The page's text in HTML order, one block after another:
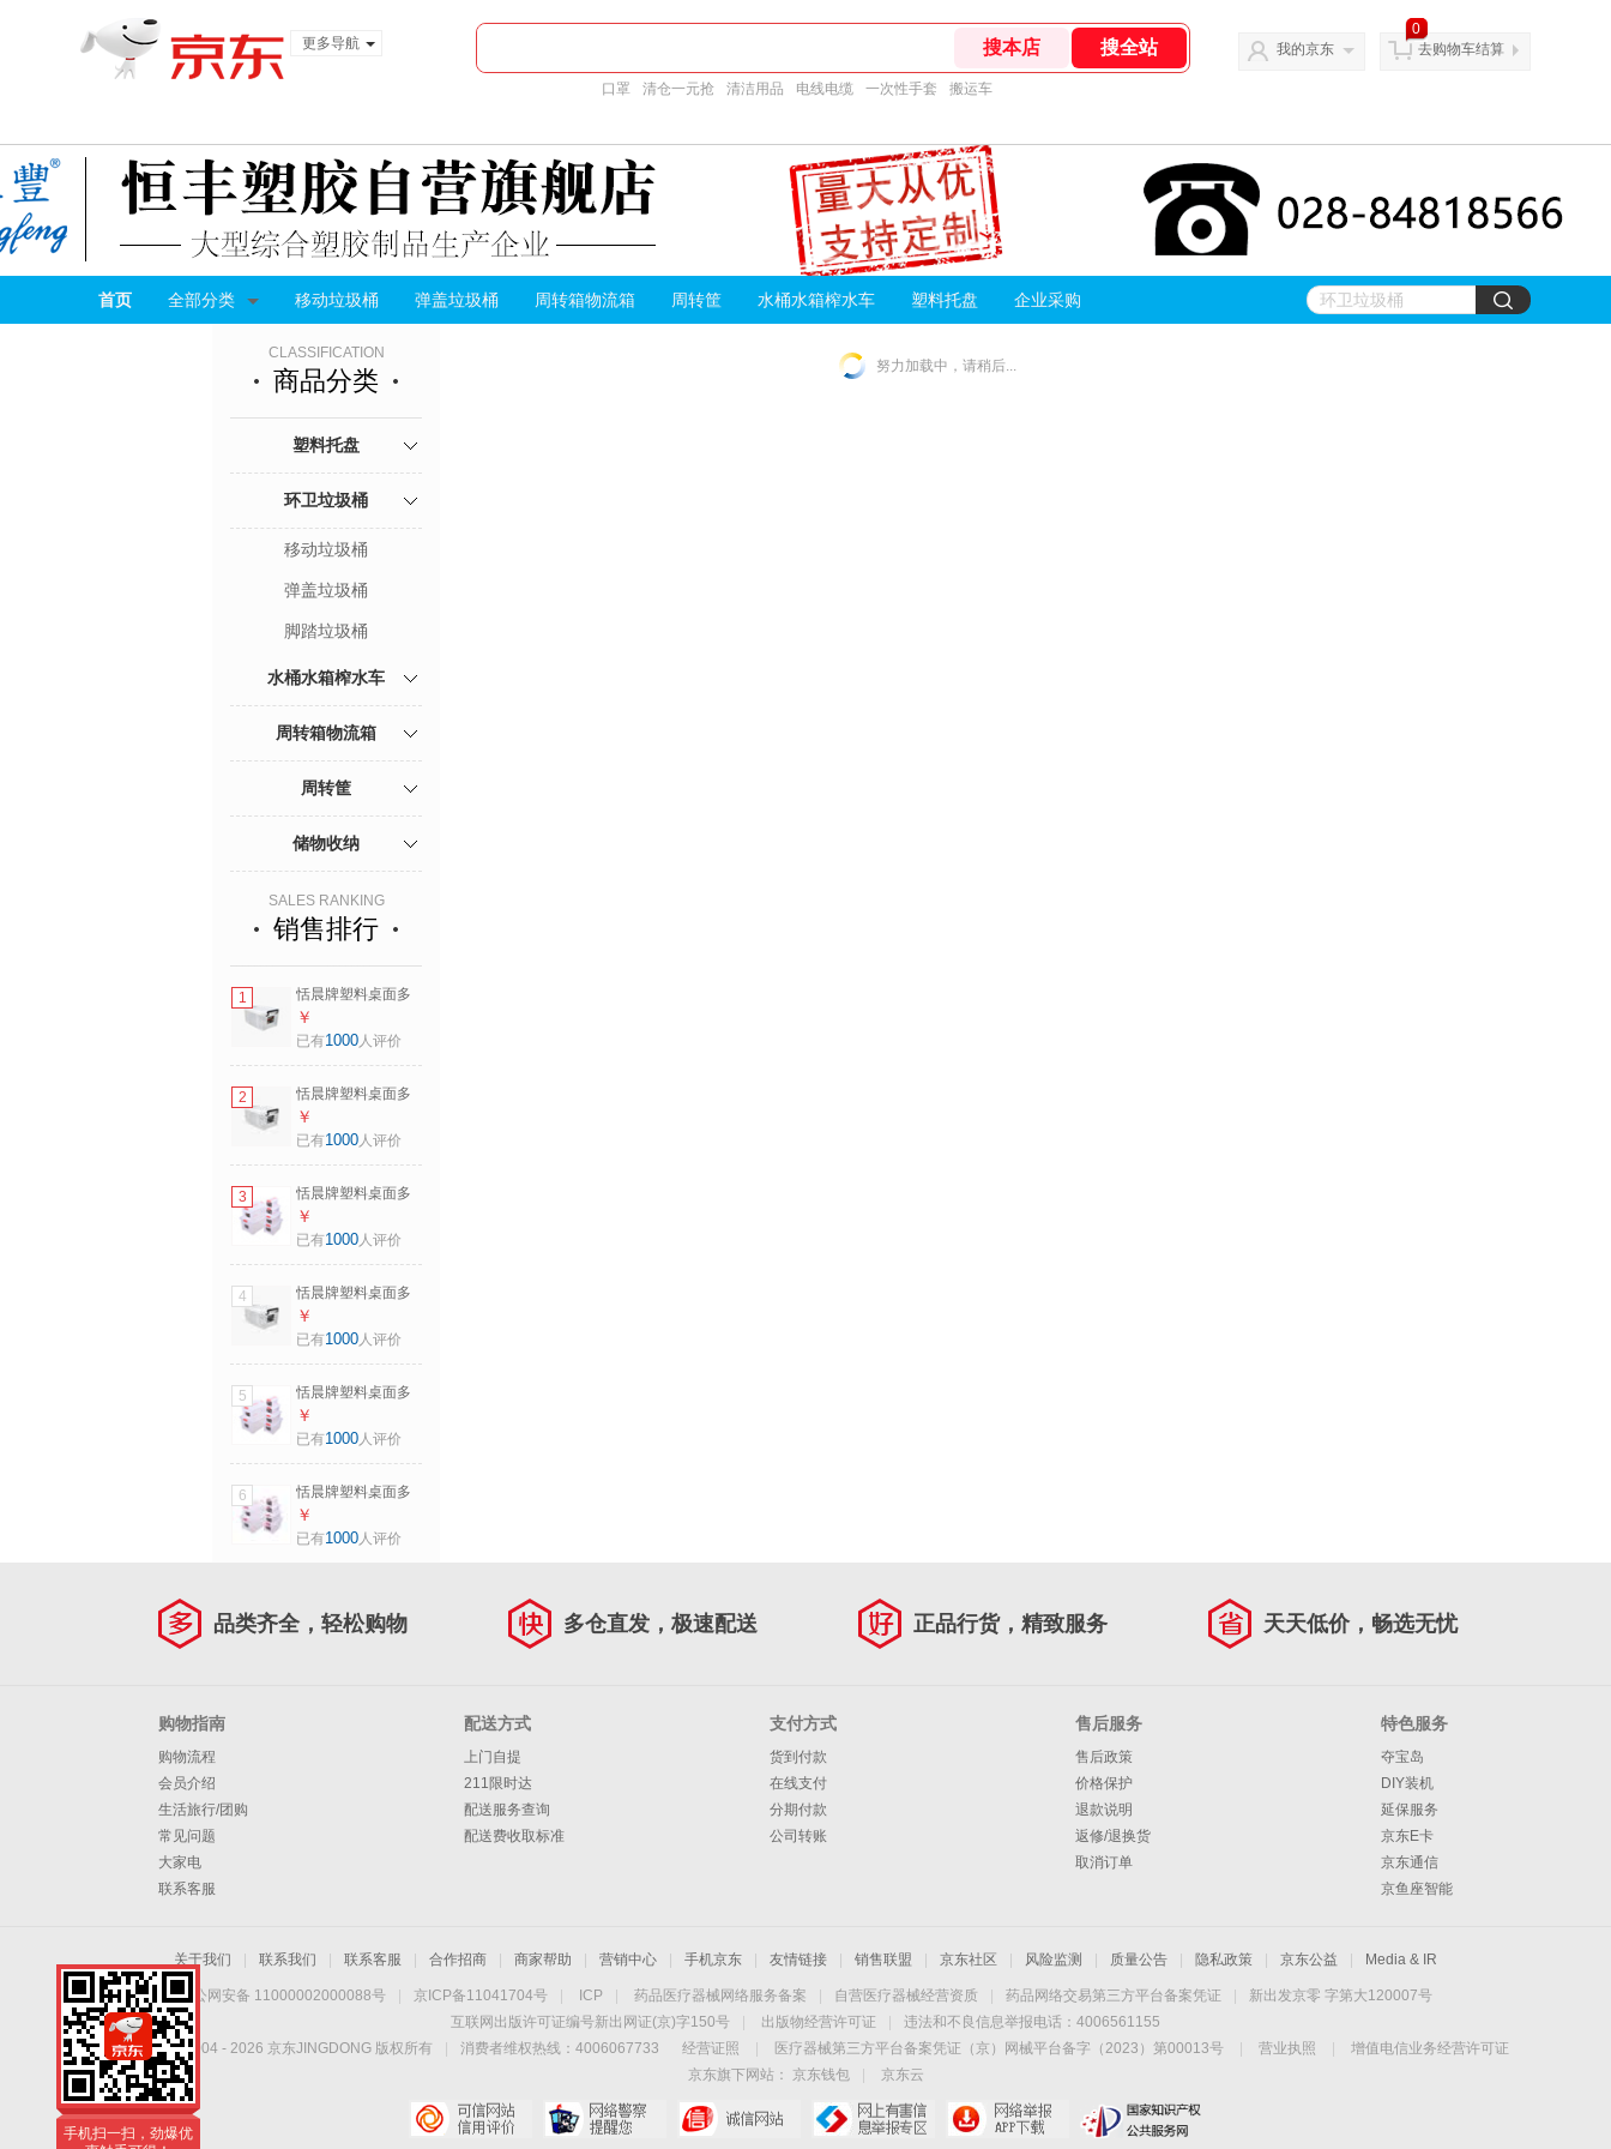
更多导航
口罩 清仓一元抢 清洁用品 电线电缆 一次性手套 搬运车
我的京东
0
去购物车结算
首页 全部分类 移动垃圾桶 弹盖垃圾桶 周转箱物流箱 周转筐 水桶水箱榨水车 塑料托盘 企业采购
CLASSIFICATION
商品分类
塑料托盘
环卫垃圾桶
移动垃圾桶
弹盖垃圾桶
脚踏垃圾桶
水桶水箱榨水车
周转箱物流箱
周转筐
储物收纳
SALES RANKING
销售排行
1
恬晨牌塑料桌面多
规格透明收纳箱66L
3只装化妆品玩具收
箱
￥
已有1000人评价
2
恬晨牌塑料桌面多
规格透明收纳箱21L
3只装化妆品玩具收
箱
￥
已有1000人评价
3
恬晨牌塑料桌面多
规格透明收纳箱38L
化妆品玩具收纳盒
￥
已有1000人评价
4
恬晨牌塑料桌面多
规格透明收纳箱47L
化妆品玩具收纳盒
￥
已有1000人评价
5
恬晨牌塑料桌面多
规格透明收纳箱60L
化妆品玩具收纳盒
￥
已有1000人评价
6
恬晨牌塑料桌面多
规格透明收纳箱60L
3只装化妆品玩具收
￥
已有1000人评价
努力加载中，请稍后...
品类齐全，轻松购物 多仓直发，极速配送 正品行货，精致服务 天天低价，畅选无忧
购物指南
购物流程
会员介绍
生活旅行/团购
常见问题
大家电
联系客服
配送方式
上门自提
211限时达
配送服务查询
配送费收取标准
支付方式
货到付款
在线支付
分期付款
公司转账
售后服务
售后政策
价格保护
退款说明
返修/退换货
取消订单
特色服务
夺宝岛
DIY装机
延保服务
京东E卡
京东通信
京鱼座智能
关于我们 联系我们 联系客服 合作招商 商家帮助 营销中心 手机京东 友情链接 销售联盟 京东社区 风险监测 质量公告 隐私政策 京东公益 Media & IR
京公网安备 11000002000088号 京ICP备11041704号 ICP 药品医疗器械网络服务备案 自营医疗器械经营资质 药品网络交易第三方平台备案凭证
新出发京零 字第大120007号
互联网出版许可证编号新出网证(京)字150号
出版物经营许可证
违法和不良信息举报电话：4006561155
Copyright © 2004 - 2026 京东JINGDONG 版权所有 消费者维权热线：4006067733 经营证照 医疗器械第三方平台备案凭证（京）网械平台备字（2023）第00013号 营业执照
增值电信业务经营许可证
京东旗下网站：
京东钱包
京东云
手机扫一扫，劲爆优
惠触手可得！
手机扫一扫，劲爆优